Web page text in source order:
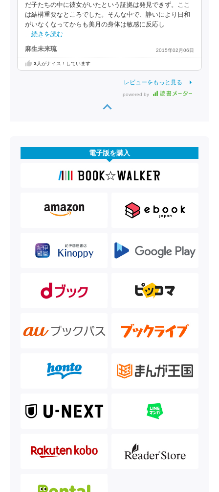
だ子たちの中に彼女がいたという証拠は発見できず。ここ
は結構重要なところでした。そんな中で、諍いにより日和
がいなくなってからも美月の身体は敏感に反応し
…続きを読む
麻生未来琉 2015年02月06日
3人がナイス！しています
レビューをもっと見る
powered by
電子版を購入